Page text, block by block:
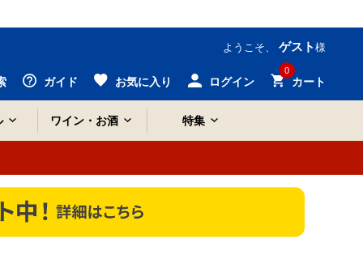
ようこそ、 ゲスト 様
ガイド お気に入り ログイン
0
カート
ワイン・お酒 特集